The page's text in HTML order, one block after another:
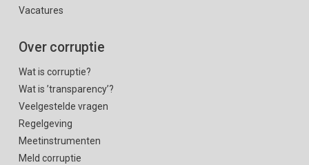
Vacatures
Over corruptie
Wat is corruptie?
Wat is ’transparency’?
Veelgestelde vragen
Regelgeving
Meetinstrumenten
Meld corruptie